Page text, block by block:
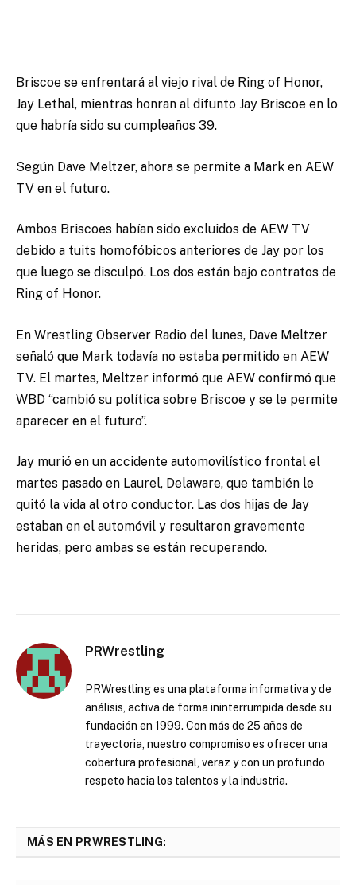
Briscoe se enfrentará al viejo rival de Ring of Honor,
Jay Lethal, mientras honran al difunto Jay Briscoe en lo
que habría sido su cumpleaños 39.
Según Dave Meltzer, ahora se permite a Mark en AEW
TV en el futuro.
Ambos Briscoes habían sido excluidos de AEW TV
debido a tuits homofóbicos anteriores de Jay por los
que luego se disculpó. Los dos están bajo contratos de
Ring of Honor.
En Wrestling Observer Radio del lunes, Dave Meltzer
señaló que Mark todavía no estaba permitido en AEW
TV. El martes, Meltzer informó que AEW confirmó que
WBD “cambió su política sobre Briscoe y se le permite
aparecer en el futuro”.
Jay murió en un accidente automovilístico frontal el
martes pasado en Laurel, Delaware, que también le
quitó la vida al otro conductor. Las dos hijas de Jay
estaban en el automóvil y resultaron gravemente
heridas, pero ambas se están recuperando.
PRWrestling
PRWrestling es una plataforma informativa y de
análisis, activa de forma ininterrumpida desde su
fundación en 1999. Con más de 25 años de
trayectoria, nuestro compromiso es ofrecer una
cobertura profesional, veraz y con un profundo
respeto hacia los talentos y la industria.
MÁS EN PRWRESTLING: